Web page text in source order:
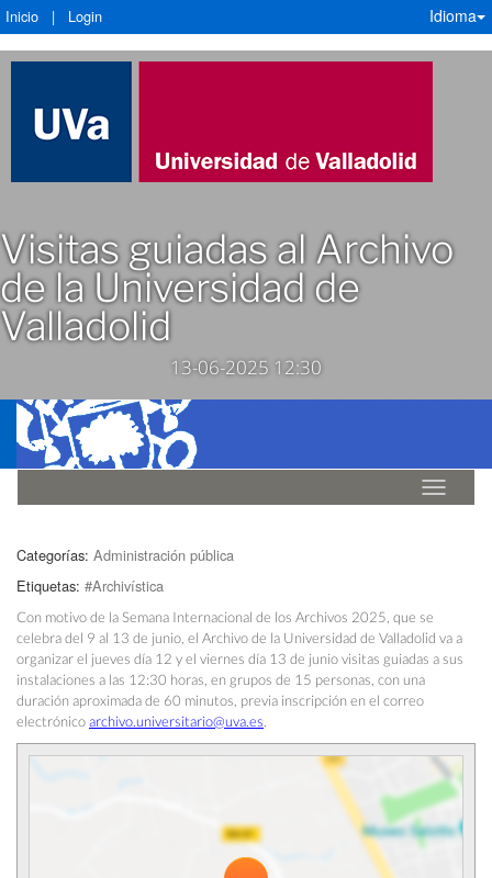
Inicio | Login Idioma
Visitas guiadas al Archivo
de la Universidad de
Valladolid
13-06-2025 12:30
Idioma
Categorías: Administración pública
Etiquetas: #Archivística
Con motivo de la Semana Internacional de los Archivos 2025, que se
celebra del 9 al 13 de junio, el Archivo de la Universidad de Valladolid va a
organizar el jueves día 12 y el viernes día 13 de junio visitas guiadas a sus
instalaciones a las 12:30 horas, en grupos de 15 personas, con una
duración aproximada de 60 minutos, previa inscripción en el correo
electrónicoarchivo.universitario@uva.es.